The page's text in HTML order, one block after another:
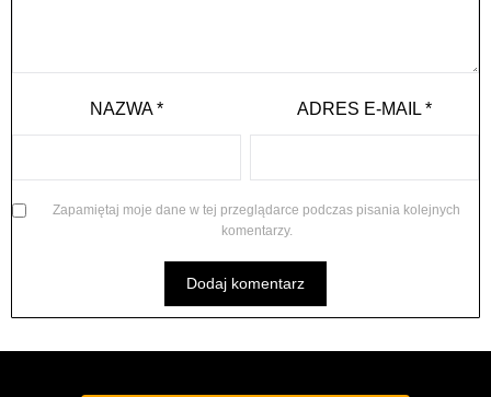
NAZWA* ADRES E-MAIL*
Zapamiętaj moje dane w tej przeglądarce podczas pisania kolejnych
komentarzy.